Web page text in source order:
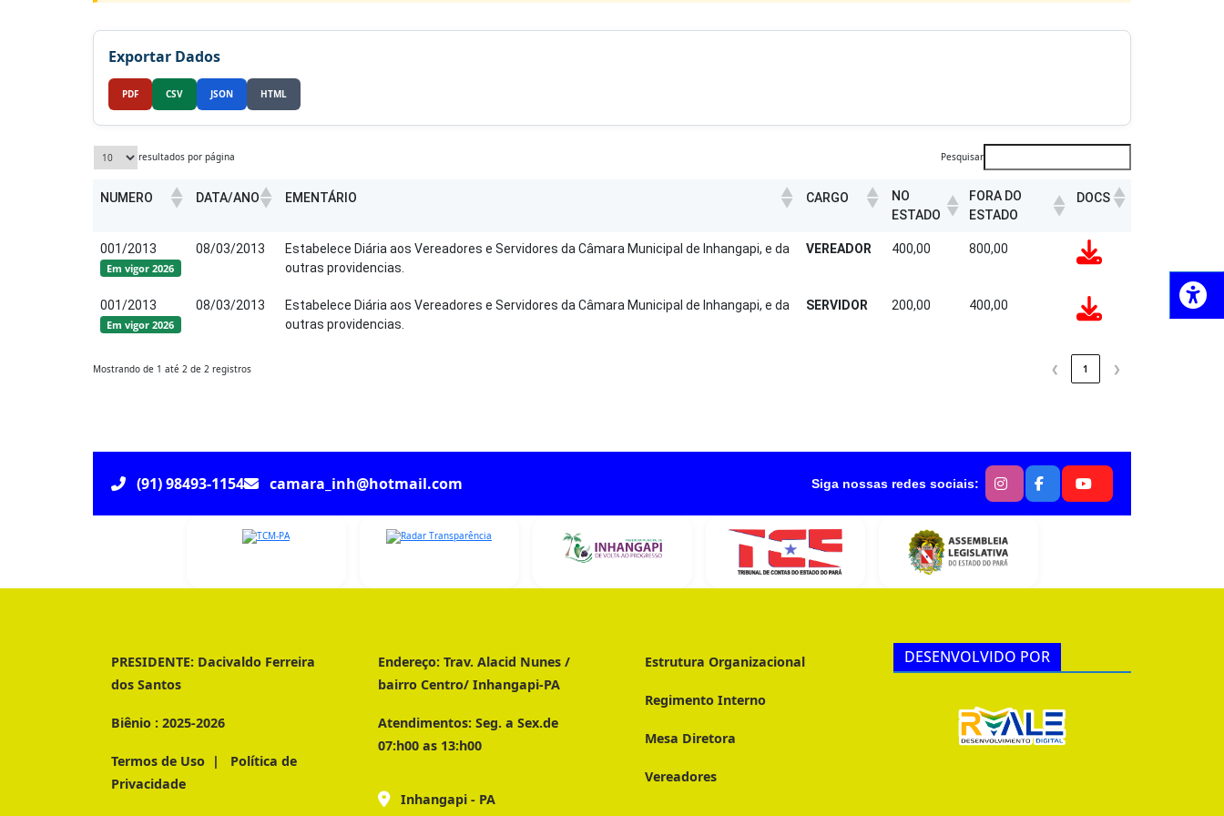
Exportar Dados
PDF CSV JSON HTML
resultados por página Pesquisar
NUMERO DATA/ANO EMENTÁRIO CARGO
NO
ESTADO
FORA DO
ESTADO
DOCS
001/2013
Em vigor 2026
08/03/2013
Estabelece Diária aos Vereadores e Servidores da Câmara Municipal de Inhangapi, e da
outras providencias.
VEREADOR 400,00 800,00
001/2013
Em vigor 2026
08/03/2013
Estabelece Diária aos Vereadores e Servidores da Câmara Municipal de Inhangapi, e da
outras providencias.
SERVIDOR 200,00 400,00
Mostrando de 1 até 2 de 2 registros ❮ 1 ❯
(91) 98493-1154 camara_inh@hotmail.com Siga nossas redes sociais:
PRESIDENTE: Dacivaldo Ferreira
dos Santos
Biênio : 2025-2026
Termos de Uso |
Política de
Privacidade
Endereço: Trav. Alacid Nunes /
bairro Centro/ Inhangapi-PA
Atendimentos: Seg. a Sex.de
07:h00 as 13:h00
Inhangapi - PA
Estrutura Organizacional
Regimento Interno
Mesa Diretora
Vereadores
DESENVOLVIDO POR